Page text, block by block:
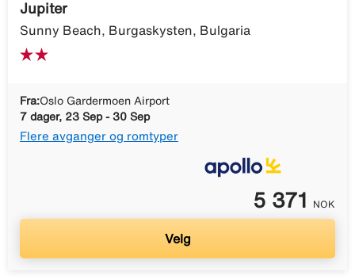
Jupiter
Sunny Beach, Burgaskysten, Bulgaria
Fra:Oslo Gardermoen Airport
7 dager, 23 Sep - 30 Sep
Flere avganger og romtyper
5 371 NOK
Velg